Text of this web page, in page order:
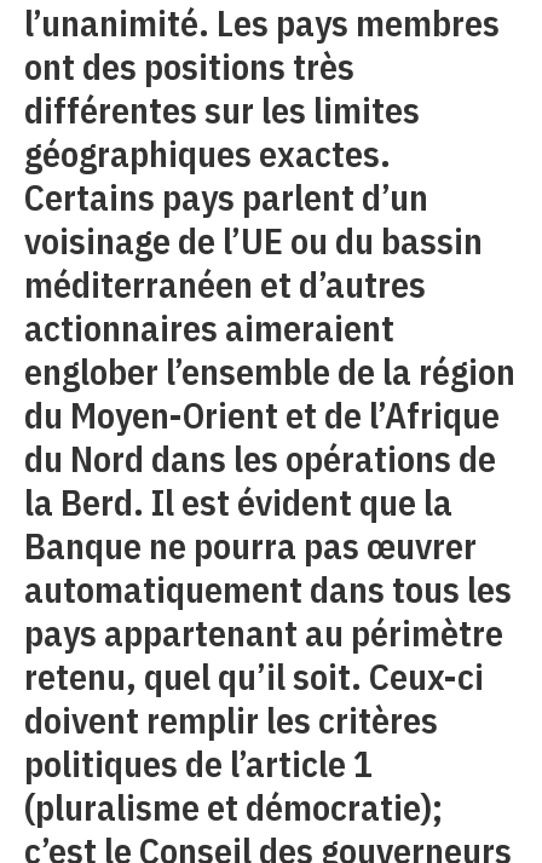
l’unanimité. Les pays membres
ont des positions très
différentes sur les limites
géographiques exactes.
Certains pays parlent d’un
voisinage de l’UE ou du bassin
méditerranéen et d’autres
actionnaires aimeraient
englober l’ensemble de la région
du Moyen-Orient et de l’Afrique
du Nord dans les opérations de
la Berd. Il est évident que la
Banque ne pourra pas œuvrer
automatiquement dans tous les
pays appartenant au périmètre
retenu, quel qu’il soit. Ceux-ci
doivent remplir les critères
politiques de l’article 1
(pluralisme et démocratie);
c’est le Conseil des gouverneurs